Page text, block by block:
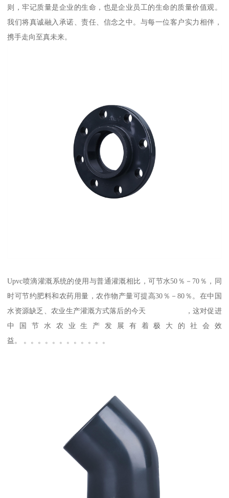
则，牢记质量是企业的生命，也是企业员工的生命的质量价值观。
我们将真诚融入承诺、责任、信念之中。与每一位客户实力相伴，
携手走向至真未来。
Upvc喷滴灌溉系统的使用与普通灌溉相比，可节水50％－70％，同
时可节约肥料和农药用量，农作物产量可提高30％－80％。在中国
水资源缺乏、农业生产灌溉方式落后的今天 ，这对促进
中国节水农业生产发展有着极大的社会效
益。 。。。。。。。。。。。。